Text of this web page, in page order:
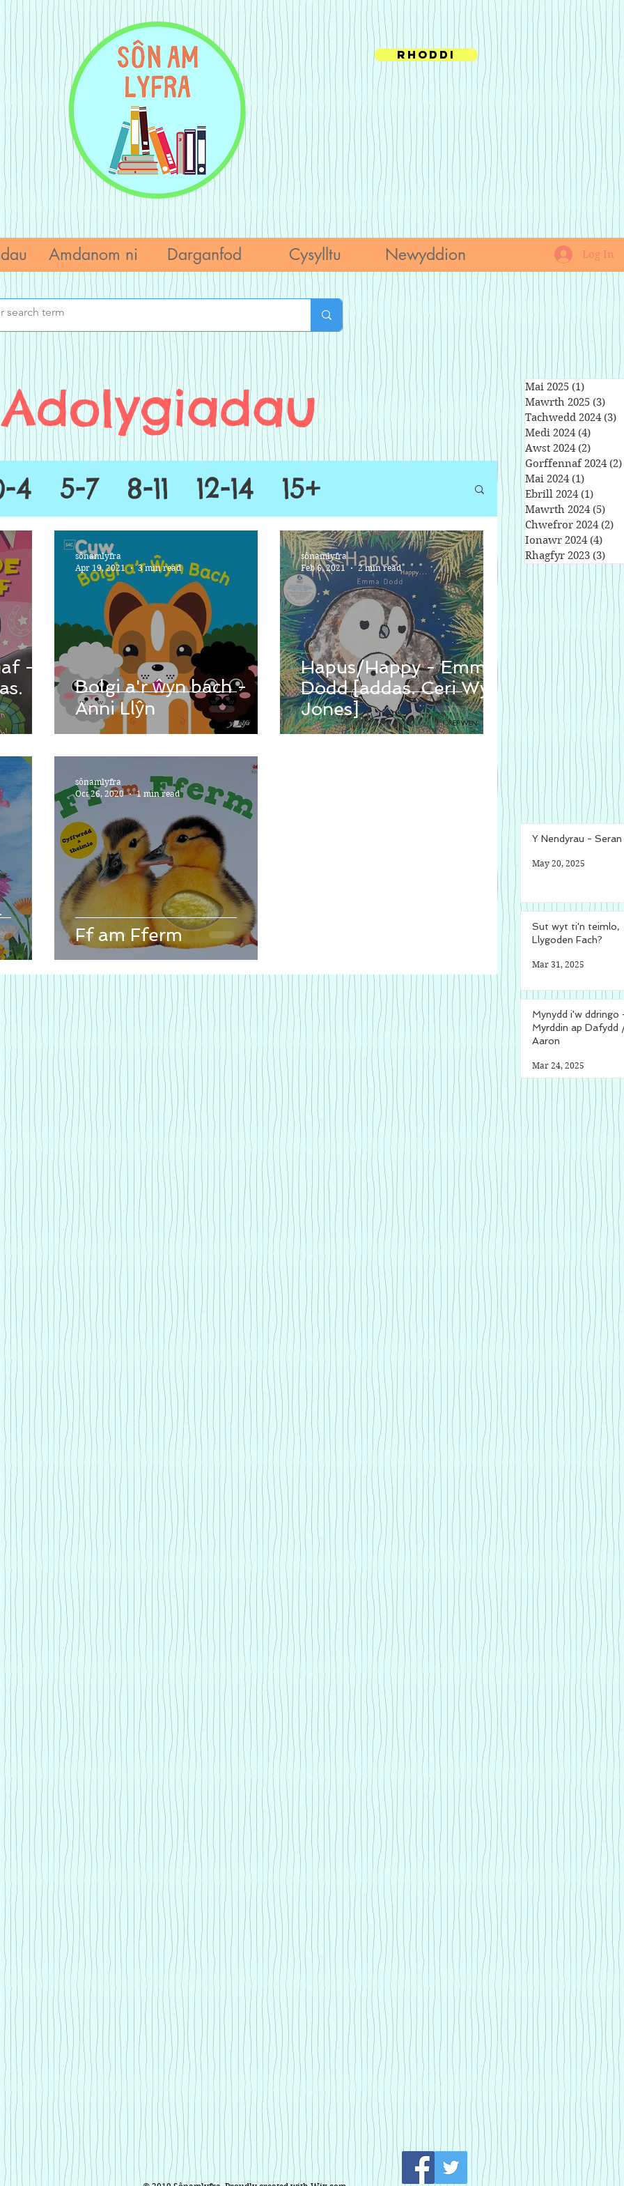
Rhoddi
Amdanom ni Darganfod Cysylltu Newyddion Log In
Adolygiadau
4 5-7 8-11 12-14 15+
-
Bolgi a'r ŵyn bach -
Anni Llŷn
sônamlyfra
Apr 19, 2021
3 min read
Hapus/Happy - Emma
Dodd [addas. Ceri Wyn
Jones]
sônamlyfra
Feb 6, 2021
2 min read
Ff am Fferm
sônamlyfra
Oct 26, 2020
1 min read
Mai 2025 (1)
Mawrth 2025 (3)
Tachwedd 2024 (3)
Medi 2024 (4)
Awst 2024 (2)
Gorffennaf 2024 (2)
Mai 2024 (1)
Ebrill 2024 (1)
Mawrth 2024 (5)
Chwefror 2024 (2)
Ionawr 2024 (4)
Rhagfyr 2023 (3)
Y Nendyrau -
May 20, 2025
Sut wyt ti'n teimlo,
Llygoden Fach?
Mar 31, 2025
Mynydd i'w ddringo
Myrddin ap Dafydd
Aaron
Mar 24, 2025